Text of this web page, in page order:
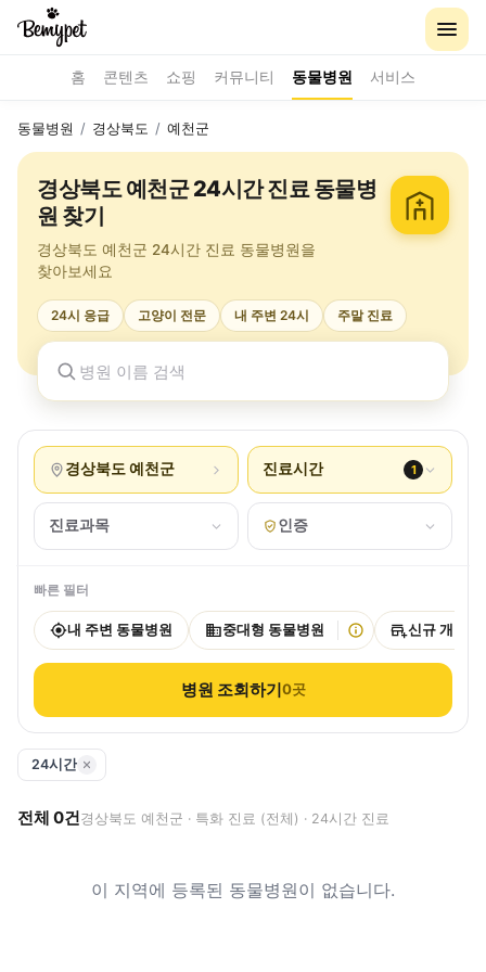
홈 콘텐츠 쇼핑 커뮤니티 동물병원 서비스
동물병원 / 경상북도 / 예천군
경상북도 예천군 24시간 진료 동물병
원 찾기
경상북도 예천군 24시간 진료 동물병원을
찾아보세요
24시 응급 고양이 전문 내 주변 24시 주말 진료
경상북도 예천군 진료시간 1
진료과목 인증
빠른 필터
내 주변 동물병원 중대형 동물병원 신규 개원
병원 조회하기0곳
24시간
전체 0건경상북도 예천군 · 특화 진료 (전체) · 24시간 진료
이 지역에 등록된 동물병원이 없습니다.